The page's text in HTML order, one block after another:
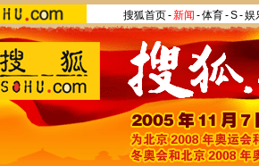
搜狐首页-新闻 -体育-S-娱